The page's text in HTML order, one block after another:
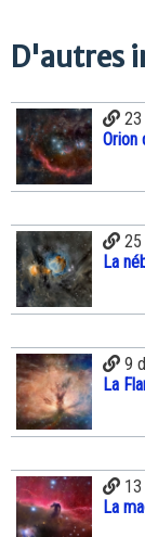
D'autres
Orion
La
9
La
La